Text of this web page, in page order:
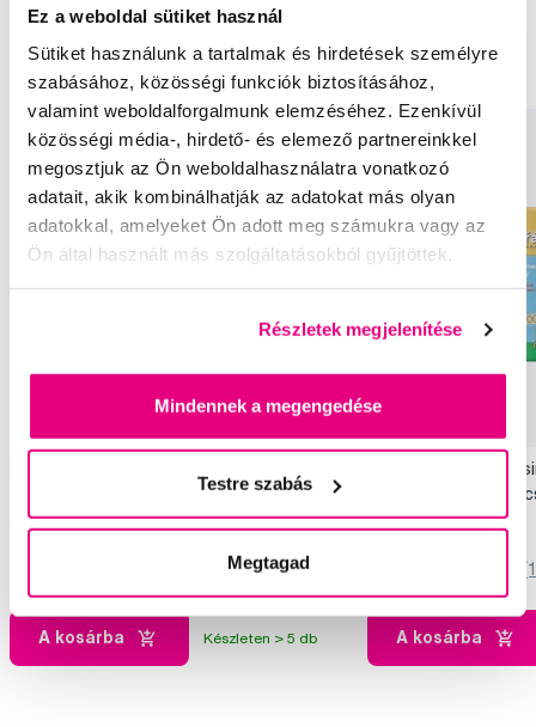
Ez a weboldal sütiket használ
Sütiket használunk a tartalmak és hirdetések személyre
szabásához, közösségi funkciók biztosításához,
valamint weboldalforgalmunk elemzéséhez. Ezenkívül
közösségi média-, hirdető- és elemező partnereinkkel
megosztjuk az Ön weboldalhasználatra vonatkozó
adatait, akik kombinálhatják az adatokat más olyan
adatokkal, amelyeket Ön adott meg számukra vagy az
Ön által használt más szolgáltatásokból gyűjtöttek.
Részletek megjelenítése
Mindennek a megengedése
Testre szabás
Megtagad
Gyermek elektromos fogkefék Bob & Bobek
Gyermek fogászati ellátás Bob & Bobek
1 990 Ft
A kosárba Készleten > 5 db
Bob és Bobek
gyerekeknek, 25 db
1 790 Ft
A kosárba